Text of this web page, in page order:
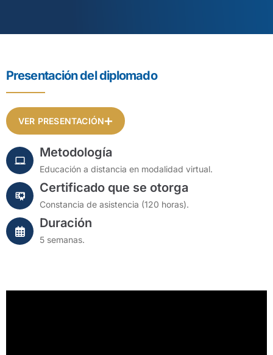
Presentación del diplomado
VER PRESENTACIÓN
Metodología
Educación a distancia en modalidad virtual.
Certificado que se otorga
Constancia de asistencia (120 horas).
Duración
5 semanas.